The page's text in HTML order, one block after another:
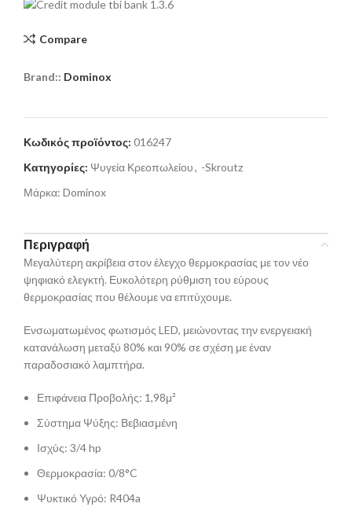
Compare
Brand:: Dominox
Κωδικός προϊόντος: 016247
Κατηγορίες: Ψυγεία Κρεοπωλείου, -Skroutz
Μάρκα: Dominox
Περιγραφή
Μεγαλύτερη ακρίβεια στον έλεγχο θερμοκρασίας με τον νέο
ψηφιακό ελεγκτή. Ευκολότερη ρύθμιση του εύρους
θερμοκρασίας που θέλουμε να επιτύχουμε.
Ενσωματωμένος φωτισμός LED, μειώνοντας την ενεργειακή
κατανάλωση μεταξύ 80% και 90% σε σχέση με έναν
παραδοσιακό λαμπτήρα.
Επιφάνεια Προβολής: 1,98μ²
Σύστημα Ψύξης: Βεβιασμένη
Ισχύς: 3/4 hp
Θερμοκρασία: 0/8°C
Ψυκτικό Υγρό: R404a